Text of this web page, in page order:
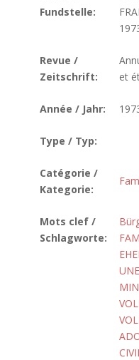
Fundstelle:
Revue /
Zeitschrift:
et
Année / Jahr:
Type / Typ:
Catégorie /
Kategorie:
Mots clef /
Schlagworte: